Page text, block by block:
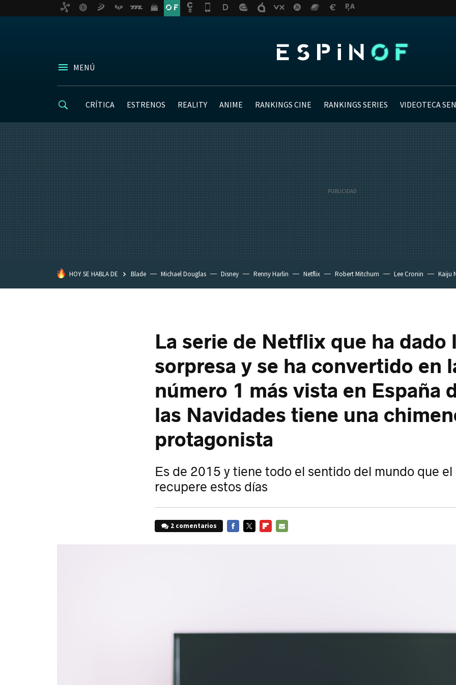
MENÚ
CRÍTICA ESTRENOS REALITY ANIME RANKINGS CINE RANKINGS SERIES VIDEOTECA
HOY SE HABLA DE Blade Michael Douglas Disney Renny Harlin Netflix Robert Mitchum Lee Cronin Kaiju
La serie de Netflix que ha dado
sorpresa y se ha convertido en
número 1 más vista en España
las Navidades tiene una
protagonista
Es de 2015 y tiene todo el sentido del mundo que
recupere estos días
2 comentarios